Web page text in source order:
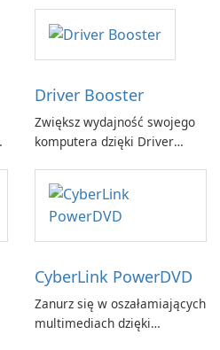
Driver Booster
Zwiększ wydajność swojego
komputera dzięki Driver
CyberLink PowerDVD
Zanurz się w oszałamiających
multimediach dzięki